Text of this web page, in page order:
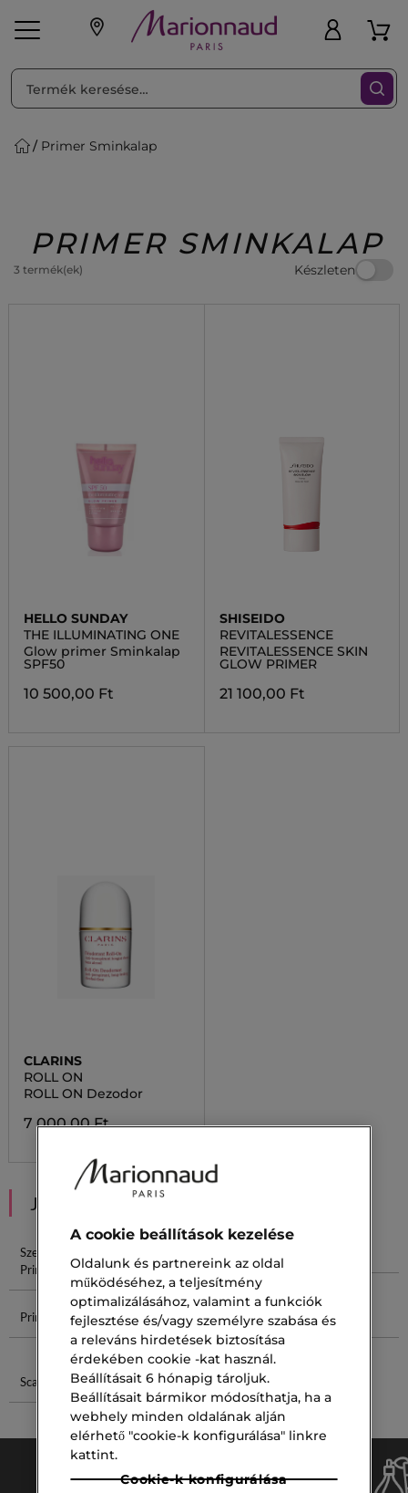
Parfüm
Beauty
Primer Sminkalap
PRIMER SMINKALAP
3 termék(ek) Készleten
RENDEZéS Szűrő
HELLO SUNDAY
THE ILLUMINATING ONE
Glow primer Sminkalap
SPF50
10 500,00 Ft
SHISEIDO
REVITALESSENCE
REVITALESSENCE SKIN
GLOW PRIMER
21 100,00 Ft
CLARINS
ROLL ON
ROLL ON Dezodor
7 000,00 Ft
JAVASOLT NEKED
Szempilla
Primer
Primer 30 Ml Parfüm Töltő
Couture 100
Ml
Arc Harcra
Scandal EDT
Vitamin
Szérum
A cookie beállítások kezelése
Oldalunk és partnereink az oldal
működéséhez, a teljesítmény
optimalizálásához, valamint a funkciók
fejlesztése és/vagy személyre szabása és
a releváns hirdetések biztosítása
érdekében cookie -kat használ.
Beállításait 6 hónapig tároljuk.
Beállításait bármikor módosíthatja, ha a
webhely minden oldalának alján
elérhető "cookie-k konfigurálása" linkre
kattint.
Cookie-k konfigurálása